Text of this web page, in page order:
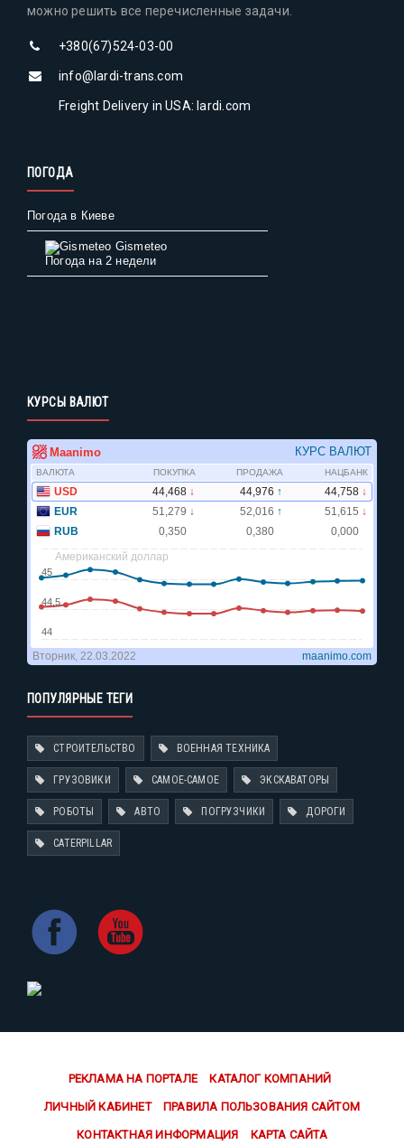
можно решить все перечисленные задачи.
+380(67)524-03-00
info@lardi-trans.com
Freight Delivery in USA: lardi.com
ПОГОДА
Погода в Киеве
Gismeteo
Погода на 2 недели
КУРСЫ ВАЛЮТ
ПОПУЛЯРНЫЕ ТЕГИ
СТРОИТЕЛЬСТВО ВОЕННАЯ ТЕХНИКА
ГРУЗОВИКИ САМОЕ-САМОЕ ЭКСКАВАТОРЫ
РОБОТЫ АВТО ПОГРУЗЧИКИ ДОРОГИ
CATERPILLAR
РЕКЛАМА НА ПОРТАЛЕ КАТАЛОГ КОМПАНИЙ
ЛИЧНЫЙ КАБИНЕТ ПРАВИЛА ПОЛЬЗОВАНИЯ САЙТОМ
КОНТАКТНАЯ ИНФОРМАЦИЯ КАРТА САЙТА